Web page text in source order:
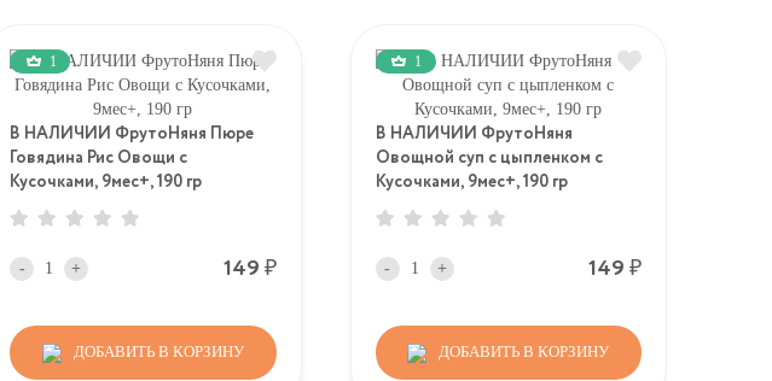
1
В НАЛИЧИИ ФрутоНяня Пюре
Говядина Рис Овощи с
Кусочками, 9мес+, 190 гр
- + 149 Р
ДОБАВИТЬ В КОРЗИНУ
1
В НАЛИЧИИ ФрутоНяня
Овощной суп с цыпленком с
Кусочками, 9мес+, 190 гр
- + 149 Р
ДОБАВИТЬ В КОРЗИНУ